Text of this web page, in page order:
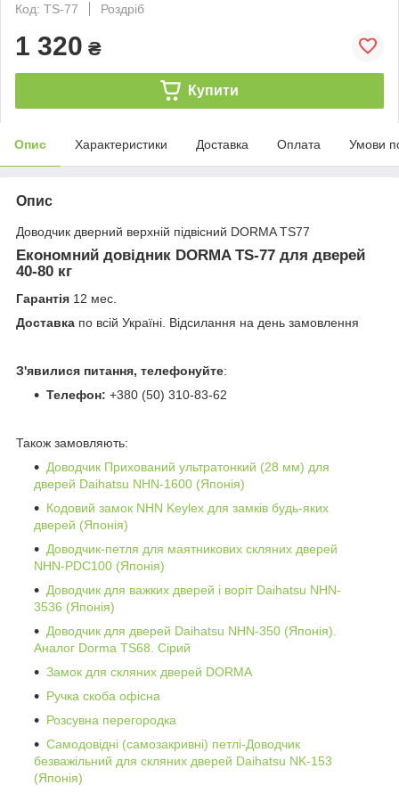
Код: TS-77
Роздріб
1 320 ₴
Купити
Опис Характеристики Доставка Оплата Умови
Опис
Доводчик дверний верхній підвісний DORMA TS77
Економний довідник DORMA TS-77 для дверей
40-80 кг
Гарантія 12 мес.
Доставка по всій Україні. Відсилання на день замовлення
З'явилися питання, телефонуйте:
Телефон: +380 (50) 310-83-62
Також замовляють:
Доводчик Прихований ультратонкий (28 мм) для
дверей Daihatsu NHN-1600 (Японія)
Кодовий замок NHN Keylex для замків будь-яких
дверей (Японія)
Доводчик-петля для маятникових скляних дверей
NHN-PDC100 (Японія)
Доводчик для важких дверей і воріт Daihatsu NHN-
3536 (Японія)
Доводчик для дверей Daihatsu NHN-350 (Японія).
Аналог Dorma TS68. Сірий
Замок для скляних дверей DORMA
Ручка скоба офісна
Розсувна перегородка
Самодовідні (самозакривні) петлі-Доводчик
безважільний для скляних дверей Daihatsu NK-153
(Японія)